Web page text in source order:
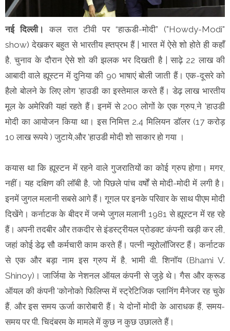
नई दिल्ली। कल रात टीवी पर “हाऊडी-मोदी” ("Howdy-Modi"
show) देखकर बहुत से भारतीय ह्तप्रभ हैं | भारत में ऐसे शो होते ही कहाँ
है, चुनाव के दौरान ऐसे शो की झलक भर दिखती है | साढ़े 22 लाख की
आबादी वाले ह्यूस्टन में दुनिया की 90 भाषाएं बोली जाती हैं। एक-दूसरे को
हैलो बोलने के लिए लोग 'हाउडी का इस्तेमाल करते हैं। डेढ़ लाख भारतीय
मूल के अमेरिकी यहां रहते हैं। इनमें से 200 लोगों के एक ग्रुप,ने 'हाउडी
मोदी का आयोजन किया था। इस निमित्त 2.4 मिलियन डॉलर (17 करोड़
10 लाख रूपये ) जुटाये,और 'हाउडी मोदी शो साकार हो गया ।
कयास था कि ह्यूस्टन में रहने वाले गुजरातियों का कोई ग्रुप होगा। मगर,
नहीं। यह दक्षिण की लॉबी है, जो पिछले पांच वर्षों से मोदी-मोदी में लगी है।
इनमें जुगल मलानी सबसे आगे हैं। गूगल पर इनके परिवार के साथ पीएम मोदी
दिखेंगे। कर्नाटक के बीदर में जन्मे जुगल मलानी 1981 से ह्यूस्टन में रह रहे
हैं। अपनी तदबीर और तकदीर से इंडस्ट्रीयल प्रोडक्ट कंपनी खड़ी कर ली,
जहां कोई डेढ़ सौ कर्मचारी काम करते हैं। पत्नी न्यूरोलॉजिस्ट हैं। कर्नाटक
से एक और बड़ा नाम इस ग्रुप में है, भामी वी. शिनॉय (Bhami V.
Shinoy)। जार्जिया के नेशनल ऑयल कंपनी से जुड़े थे। गैस और क्रूड
ऑयल की कंपनी 'कोनोको फिलिप्स में स्ट्रेटिजिक प्लानिंग मैनेजर रह चुके
हैं, और इस समय ऊर्जा कारोबारी हैं। ये दोनों मोदी के आराधक हैं, समय-
समय पर पी. चिदंबरम के मामले में कुछ न कुछ उछालते हैं।